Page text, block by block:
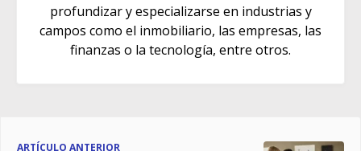
profundizar y especializarse en industrias y
campos como el inmobiliario, las empresas, las
finanzas o la tecnología, entre otros.
ARTÍCULO ANTERIOR